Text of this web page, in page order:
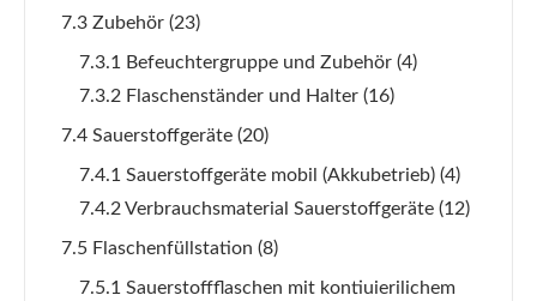
7.3 Zubehör (23)
7.3.1 Befeuchtergruppe und Zubehör (4)
7.3.2 Flaschenständer und Halter (16)
7.4 Sauerstoffgeräte (20)
7.4.1 Sauerstoffgeräte mobil (Akkubetrieb) (4)
7.4.2 Verbrauchsmaterial Sauerstoffgeräte (12)
7.5 Flaschenfüllstation (8)
7.5.1 Sauerstoffflaschen mit kontiuierilichem